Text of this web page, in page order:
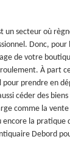
un secteur où
Donc,
de votre
À part
prendre en
céder des
comme la vente
la pratique
Debord